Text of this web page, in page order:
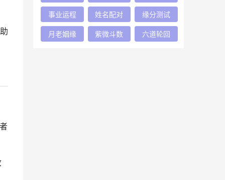
事业运程 姓名配对 缘分测试
月老姻缘 紫微斗数 六道轮回